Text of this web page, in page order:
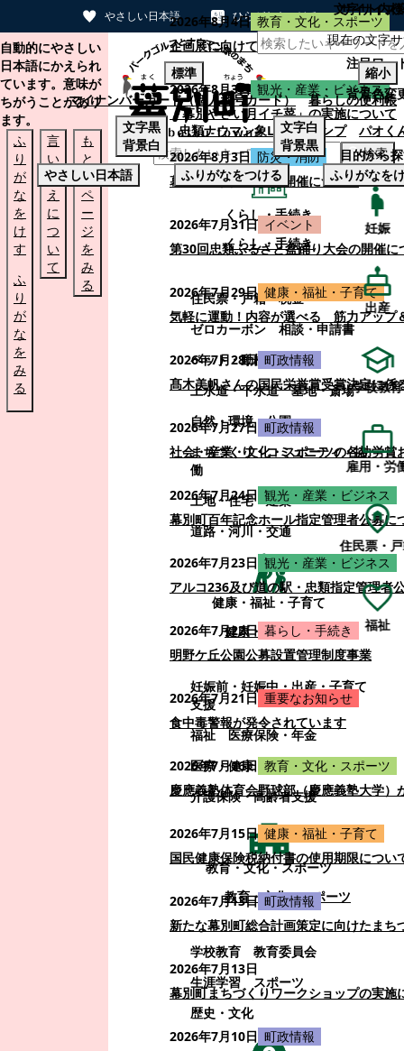
やさしい日本語 ひらがなをつける
本文へスキップする
自動的にやさしい
日本語にかえられ
ています。意味が
ちがうことがあり
ます。
ふ
り
が
な
を
け
す
ふ
り
が
な
を
み
る
言
い
替
え
に
つ
い
て
も
と
の
ペ
ー
ジ
を
み
る
検索
くらし・手続き
くらし・手続き
住民票・戸籍
税金
ゼロカーボン
相談・申請書
ペット・動植物
ごみ
上水道・下水道
墓地・斎場
自然・環境・公園
まちづくり・コミュニティ・協
働
土地・住宅・建築
道路・河川・交通
健康・福祉・子育て
健康・福祉・子育て
妊娠前・妊娠中・出産・子育て
支援
福祉
医療保険・年金
医療・健康
介護保険・高齢者支援
教育・文化・スポーツ
教育・文化・スポーツ
学校教育
教育委員会
生涯学習
スポーツ
歴史・文化
2026年8月4日 教育・文化・スポーツ
企画展に向けて：安東ウメ子さんとの思
2026年8月3日 観光・産業・ビジネス
「幕別やさい月イチ菜」の実施について
2026年8月3日 防災・消防
幕別町防災フェアの開催について
2026年7月31日 イベント
第30回忠類ふるさと盆踊り大会の開催に
2026年7月29日 健康・福祉・子育て
気軽に運動！内容が選べる 筋力アップ
2026年7月28日 町政情報
髙木美帆さんの国民栄誉賞受賞決定に係
2026年7月27日 町政情報
社会・産業・文化・スポーツの各功労
2026年7月24日 観光・産業・ビジネス
幕別町百年記念ホール指定管理者公募に
2026年7月23日 観光・産業・ビジネス
アルコ236及び道の駅・忠類指定管理者
2026年7月22日 暮らし・手続き
明野ケ丘公園公募設置管理制度事業
2026年7月21日 重要なお知らせ
食中毒警報が発令されています
2026年7月16日 教育・文化・スポーツ
慶應義塾体育会野球部（慶應義塾大学）
2026年7月15日 健康・福祉・子育て
国民健康保険税納付書の使用期限につい
2026年7月13日 町政情報
新たな幕別町総合計画策定に向けたまち
2026年7月13日
幕別町まちづくりワークショップの実施
2026年7月10日 町政情報
サイト内
注目ワー
マイナンバーカード（個人番号カード）
暮らしの便利帳
忠類ナウマン象LINEスタンプ
パオく
目的から
妊娠
出産
学校教育
雇用・労
住民票・
福祉
文字サイズ
現在の文字
標準
縮小
背景色変
文字黒
背景白
文字白
背景黒
やさしい日本語
ふりがなをつける ふりがなを